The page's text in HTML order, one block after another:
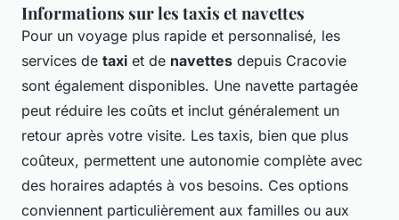
Informations sur les taxis et navettes
Pour un voyage plus rapide et personnalisé, les
services de taxi et de navettes depuis Cracovie
sont également disponibles. Une navette partagée
peut réduire les coûts et inclut généralement un
retour après votre visite. Les taxis, bien que plus
coûteux, permettent une autonomie complète avec
des horaires adaptés à vos besoins. Ces options
conviennent particulièrement aux familles ou aux